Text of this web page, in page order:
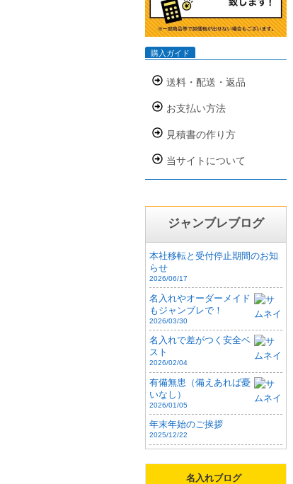
購入ガイド
送料・配送・返品
お支払い方法
見積書の作り方
当サイトについて
ジャンブレブログ
本社移転と受付停止期間のお知
らせ
2026/06/17
名入れやオーダーメイド
もジャンブレで！
2026/03/30
名入れで差がつく安全ベ
スト
2026/02/04
有備無患（備えあれば憂
いなし）
2026/01/05
年末年始のご挨拶
2025/12/22
名入れブログ